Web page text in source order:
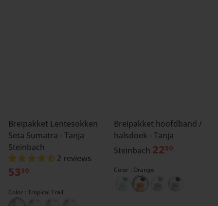
Breipakket Lentesokken
Seta Sumatra - Tanja
Steinbach
2 reviews
5330
Color Tropical Trail
Breipakket hoofdband /
halsdoek - Tanja
Steinbach 2250
Color Orange